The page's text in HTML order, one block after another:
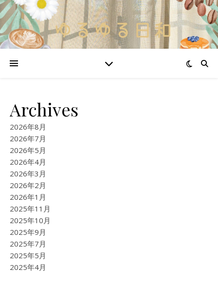
Archives
2026年8月
2026年7月
2026年5月
2026年4月
2026年3月
2026年2月
2026年1月
2025年11月
2025年10月
2025年9月
2025年7月
2025年5月
2025年4月